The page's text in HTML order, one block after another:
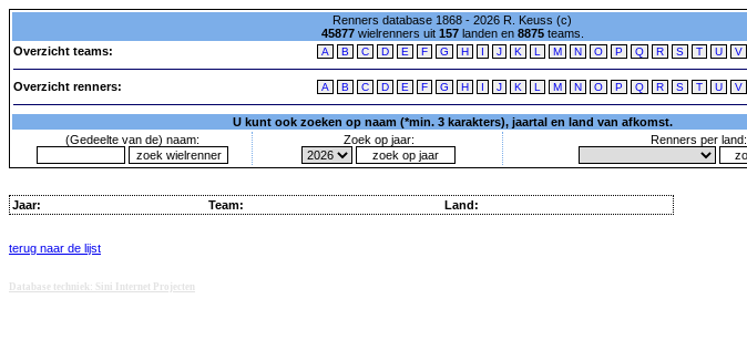
Renners database 1868 - 2026 R. Keuss (c)
45877wielrenners uit 157landen en 8875teams.
Overzicht teams:
A B C D E F G H I J K L M N O P Q R S T U V
Overzicht renners: A B C D E F G H I J K L M N O P Q R S T U V
U kunt ook zoeken op naam (*min. 3 karakters), jaartal en land van afkomst.
(Gedeelte van de) naam:
Zoek op jaar: Renners per land:
Jaar: Team: Land:
terug naar de lijst
Database techniek: Sini Internet Projecten